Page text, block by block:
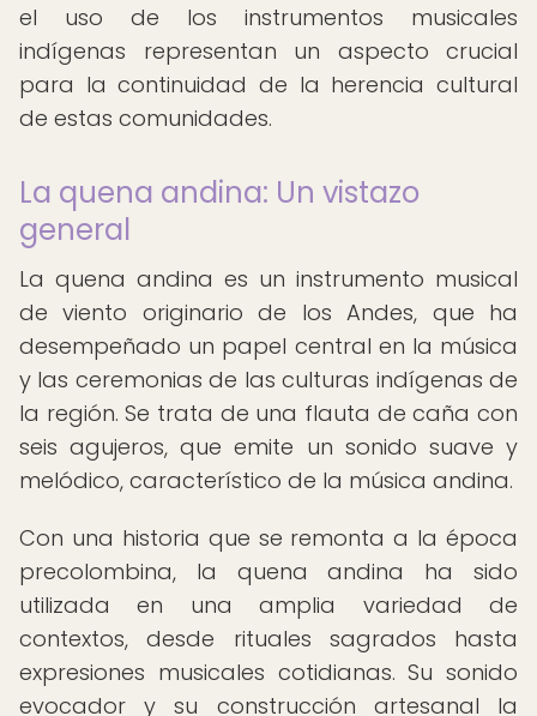
el uso de los instrumentos musicales
indígenas representan un aspecto crucial
para la continuidad de la herencia cultural
de estas comunidades.
La quena andina: Un vistazo
general
La quena andina es un instrumento musical
de viento originario de los Andes, que ha
desempeñado un papel central en la música
y las ceremonias de las culturas indígenas de
la región. Se trata de una flauta de caña con
seis agujeros, que emite un sonido suave y
melódico, característico de la música andina.
Con una historia que se remonta a la época
precolombina, la quena andina ha sido
utilizada en una amplia variedad de
contextos, desde rituales sagrados hasta
expresiones musicales cotidianas. Su sonido
evocador y su construcción artesanal la